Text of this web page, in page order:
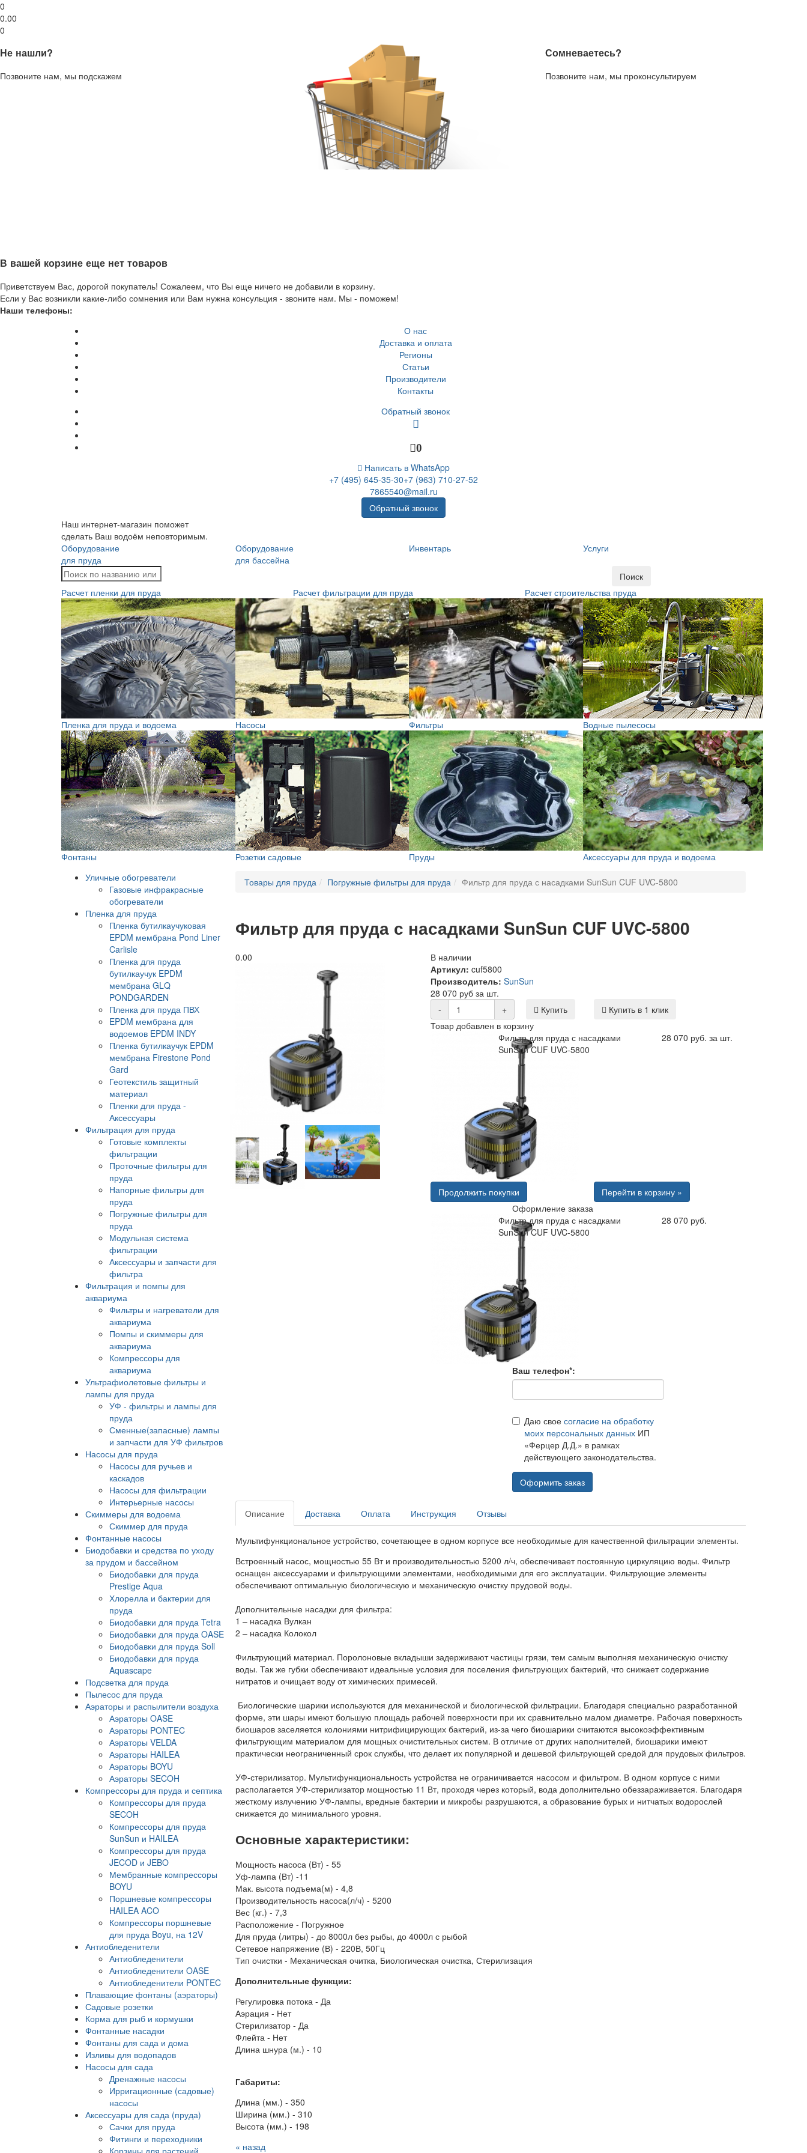
0
0.00
0
Не нашли?
Позвоните нам, мы подскажем
Сомневаетесь?
Позвоните нам, мы проконсультируем
В вашей корзине еще нет товаров
Приветствуем Вас, дорогой покупатель! Сожалеем, что Вы еще ничего не добавили в корзину.
Если у Вас возникли какие-либо сомнения или Вам нужна консульция - звоните нам. Мы - поможем!
Наши телефоны:
О нас
Доставка и оплата
Регионы
Статьи
Производители
Контакты
Обратный звонок
0
Написать в WhatsApp
+7 (495) 645-35-30+7 (963) 710-27-52
7865540@mail.ru
Обратный звонок
Наш интернет-магазин поможет
сделать Ваш водоём неповторимым.
Оборудование
для пруда
Оборудование
для бассейна
Инвентарь Услуги
Поиск
Расчет пленки для пруда
Расчет фильтрации для пруда Расчет строительства пруда
Пленка для пруда и водоема Насосы Фильтры Водные пылесосы
Фонтаны Розетки садовые Пруды
Аксессуары для пруда и водоема
Уличные обогреватели
Газовые инфракрасные
обогреватели
Пленка для пруда
Пленка бутилкаучуковая
EPDM мембрана Pond Liner
Carlisle
Пленка для пруда
бутилкаучук EPDM
мембрана GLQ
PONDGARDEN
Пленка для пруда ПВХ
EPDM мембрана для
водоемов EPDM INDY
Пленка бутилкаучук EPDM
мембрана Firestone Pond
Gard
Геотекстиль защитный
материал
Пленки для пруда -
Аксессуары
Фильтрация для пруда
Готовые комплекты
фильтрации
Проточные фильтры для
пруда
Напорные фильтры для
пруда
Погружные фильтры для
пруда
Модульная система
фильтрации
Аксессуары и запчасти для
фильтра
Фильтрация и помпы для
аквариума
Фильтры и нагреватели для
аквариума
Помпы и скиммеры для
аквариума
Компрессоры для
аквариума
Ультрафиолетовые фильтры и
лампы для пруда
УФ - фильтры и лампы для
пруда
Сменные(запасные) лампы
и запчасти для УФ фильтров
Насосы для пруда
Насосы для ручьев и
каскадов
Насосы для фильтрации
Интерьерные насосы
Скиммеры для водоема
Скиммер для пруда
Фонтанные насосы
Биодобавки и средства по уходу
за прудом и бассейном
Биодобавки для пруда
Prestige Aqua
Хлорелла и бактерии для
пруда
Биодобавки для пруда Tetra
Биодобавки для пруда OASE
Биодобавки для пруда Soll
Биодобавки для пруда
Aquascape
Подсветка для пруда
Пылесос для пруда
Аэраторы и распылители воздуха
Аэраторы OASE
Аэраторы PONTEC
Аэраторы VELDA
Аэраторы HAILEA
Аэраторы BOYU
Аэраторы SECOH
Компрессоры для пруда и септика
Компрессоры для пруда
SECOH
Компрессоры для пруда
SunSun и HAILEA
Компрессоры для пруда
JECOD и JEBO
Мембранные компрессоры
BOYU
Поршневые компрессоры
HAILEA ACO
Компрессоры поршневые
для пруда Boyu, на 12V
Антиобледенители
Антиобледенители
Антиобледенители OASE
Антиобледенители PONTEC
Плавающие фонтаны (аэраторы)
Садовые розетки
Корма для рыб и кормушки
Фонтанные насадки
Фонтаны для сада и дома
Изливы для водопадов
Насосы для сада
Дренажные насосы
Ирригационные (садовые)
насосы
Аксессуары для сада (пруда)
Сачки для пруда
Фитинги и переходники
Корзины для растений
Товары для пруда Погружные фильтры для пруда Фильтр для пруда с насадками SunSun CUF UVC-5800
Фильтр для пруда с насадками SunSun CUF UVC-5800
0.00
В наличии
Артикул: cuf5800
Производитель: SunSun
28 070 руб за шт.
-
+ Купить
Купить в 1 клик
Товар добавлен в корзину
Фильтр для пруда с насадками
SunSun CUF UVC-5800
28 070 руб. за шт.
Продолжить покупки
Перейти в корзину »
Оформление заказа
Фильтр для пруда с насадками
SunSun CUF UVC-5800
28 070 руб.
Ваш телефон*:
Даю свое согласие на обработку
моих персональных данныхИП
«Ферцер Д.Д.» в рамках
действующего законодательства.
Оформить заказ
Описание Доставка Оплата Инструкция Отзывы
Мультифункциональное устройство, сочетающее в одном корпусе все необходимые для качественной фильтрации элементы.
Встроенный насос, мощностью 55 Вт и производительностью 5200 л/ч, обеспечивает постоянную циркуляцию воды. Фильтр
оснащен аксессуарами и фильтрующими элементами, необходимыми для его эксплуатации. Фильтрующие элементы
обеспечивают оптимальную биологическую и механическую очистку прудовой воды.
Дополнительные насадки для фильтра:
1 – насадка Вулкан
2 – насадка Колокол
Фильтрующий материал. Поролоновые вкладыши задерживают частицы грязи, тем самым выполняя механическую очистку
воды. Так же губки обеспечивают идеальные условия для поселения фильтрующих бактерий, что снижает содержание
нитратов и очищает воду от химических примесей.
Биологические шарики используются для механической и биологической фильтрации. Благодаря специально разработанной
форме, эти шары имеют большую площадь рабочей поверхности при их сравнительно малом диаметре. Рабочая поверхность
биошаров заселяется колониями нитрифицирующих бактерий, из-за чего биошарики считаются высокоэффективным
фильтрующим материалом для мощных очистительных систем. В отличие от других наполнителей, биошарики имеют
практически неограниченный срок службы, что делает их популярной и дешевой фильтрующей средой для прудовых фильтров.
УФ-стерилизатор. Мультифункциональность устройства не ограничивается насосом и фильтром. В одном корпусе с ними
располагается УФ-стерилизатор мощностью 11 Вт, проходя через который, вода дополнительно обеззараживается. Благодаря
жесткому излучению УФ-лампы, вредные бактерии и микробы разрушаются, а образование бурых и нитчатых водорослей
снижается до минимального уровня.
Основные характеристики:
Мощность насоса (Вт) - 55
Уф-лампа (Вт) -11
Мак. высота подъема(м) - 4,8
Производительность насоса(л/ч) - 5200
Вес (кг.) - 7,3
Расположение - Погружное
Для пруда (литры) - до 8000л без рыбы, до 4000л с рыбой
Сетевое напряжение (В) - 220В, 50Гц
Тип очистки - Механическая очитка, Биологическая очистка, Стерилизация
Дополнительные функции:
Регулировка потока - Да
Аэрация - Нет
Стерилизатор - Да
Флейта - Нет
Длина шнура (м.) - 10
Габариты:
Длина (мм.) - 350
Ширина (мм.) - 310
Высота (мм.) - 198
« назад